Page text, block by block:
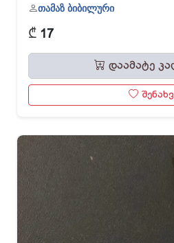
თამაზ ბიბილური
₾ 17
დაამატე